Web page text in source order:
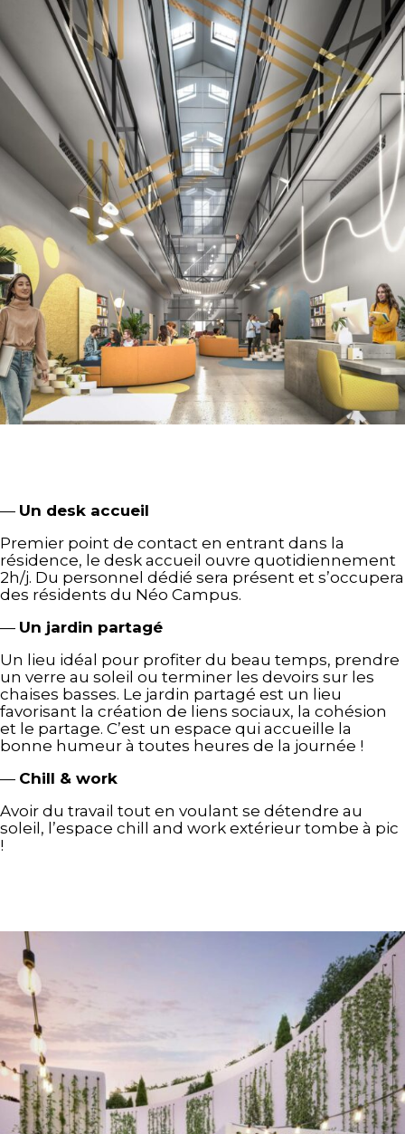
— Un desk accueil
Premier point de contact en entrant dans la
résidence, le desk accueil ouvre quotidiennement
2h/j. Du personnel dédié sera présent et s’occupera
des résidents du Néo Campus.
— Un jardin partagé
Un lieu idéal pour profiter du beau temps, prendre
un verre au soleil ou terminer les devoirs sur les
chaises basses. Le jardin partagé est un lieu
favorisant la création de liens sociaux, la cohésion
et le partage. C’est un espace qui accueille la
bonne humeur à toutes heures de la journée !
— Chill & work
Avoir du travail tout en voulant se détendre au
soleil, l’espace chill and work extérieur tombe à pic
!